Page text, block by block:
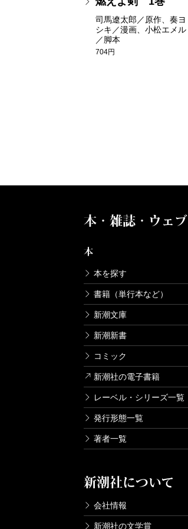
司馬遼太郎／原作、奏ヨ
シキ／漫画、小松エメル
／脚本
704円
本・雑誌・ウェブ
本
本を探す
書籍（単行本など）
新潮文庫
新潮新書
コミック
新潮社の電子書籍
レーベル・シリーズ一覧
発行形態一覧
著者一覧
新潮社について
会社情報
新潮社の文学賞